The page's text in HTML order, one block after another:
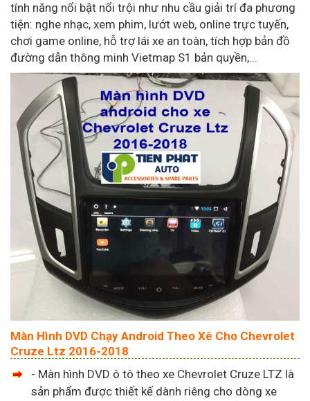
tính năng nổi bật nổi trội như nhu cầu giải trí đa phương
tiện: nghe nhạc, xem phim, lướt web, online trực tuyến,
chơi game online, hỗ trợ lái xe an toàn, tích hợp bản đồ
đường dẫn thông minh Vietmap S1 bản quyền,...
Màn Hình DVD Chạy Android Theo Xê Cho Chevrolet
Cruze Ltz 2016-2018
- Màn hình DVD ô tô theo xe Chevrolet Cruze LTZ là
sản phẩm được thiết kế dành riêng cho dòng xe